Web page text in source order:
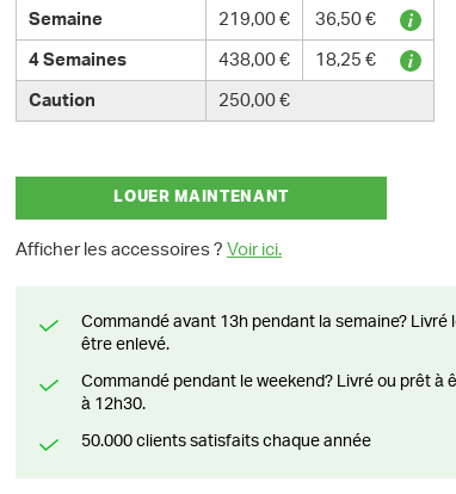
Semaine 219,00 € 36,50 €
4 Semaines 438,00 € 18,25 €
Caution 250,00 €
LOUER MAINTENANT
Afficher les accessoires ? Voir ici.
Commandé avant 13h pendant la semaine? Livré le jour suivant ou prêt à
être enlevé.
Commandé pendant le weekend? Livré ou prêt à être enlevé à partir du lundi
à 12h30.
50.000 clients satisfaits chaque année